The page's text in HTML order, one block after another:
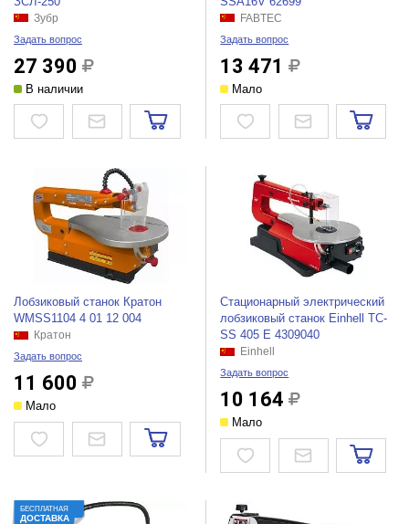
Зубр
Задать вопрос
27 390
В наличии
FABTEC
Задать вопрос
13 471
Мало
Лобзиковый станок Кратон
WMSS1104 4 01 12 004
Кратон
Задать вопрос
11 600
Мало
Стационарный электрический
лобзиковый станок Einhell TC-
SS 405 E 4309040
Einhell
Задать вопрос
10 164
Мало
БЕСПЛАТНАЯ
ДОСТАВКА